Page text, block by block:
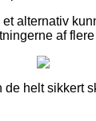
alternativ
af
helt sikkert